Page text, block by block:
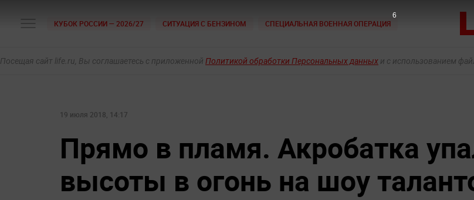
КУБОК РОССИИ — 2026/27 СИТУАЦИЯ С БЕНЗИНОМ СПЕЦИАЛЬНАЯ ВОЕННАЯ ОПЕРАЦИЯ
Посещая сайт life.ru, Вы соглашаетесь с приложенной Политикой обработки Персональных данных и с использованием
19 июля 2018, 14:17
Прямо в пламя. Акробатка
высоты в огонь на шоу
5